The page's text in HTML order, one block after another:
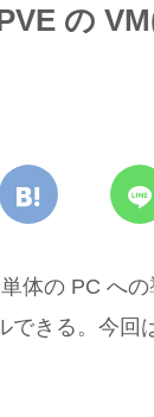
の
体の PC へ
できる。今回